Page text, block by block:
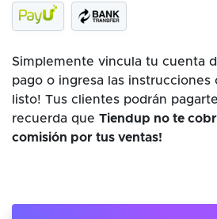
Simplemente vincula tu cuenta
pago o ingresa las
listo! Tus clientes podrán
recuerda que Tiendup no te
comisión por tus ventas!